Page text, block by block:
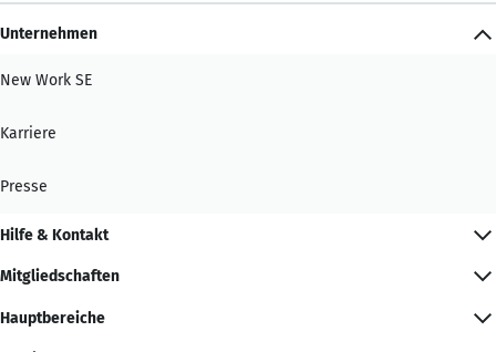
Unternehmen
New Work SE
Karriere
Presse
Hilfe & Kontakt
Mitgliedschaften
Hauptbereiche